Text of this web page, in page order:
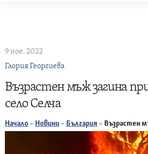
9 ное. 2022
Глория Георгиева
Възрастен мъж загина
село Селча
Начало – Новини – България – Възрастен